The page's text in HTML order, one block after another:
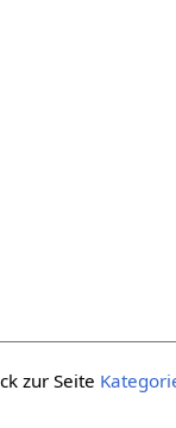
zur Seite